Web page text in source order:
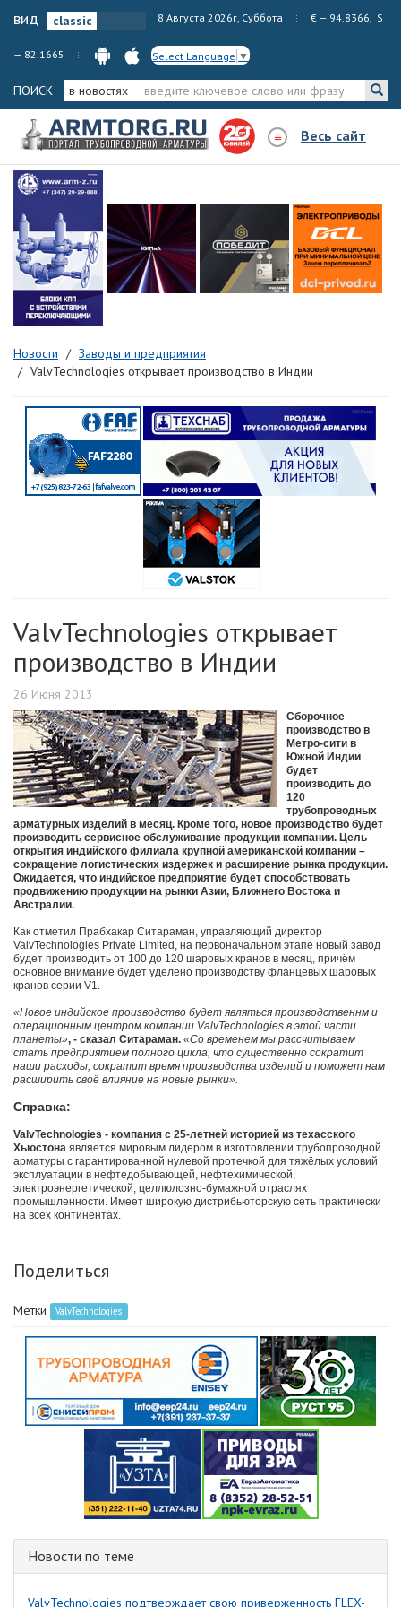
вид 8 Августа 2026г, Суббота € — 94.8366, $
— 82.1665 Select Language ▼
ПОИСК в новостях
Весь сайт
Новости
Заводы и предприятия
ValvTechnologies открывает производство в Индии
ValvTechnologies открывает
производство в Индии
26 Июня 2013
Сборочное
производство в
Метро-сити в
Южной Индии
будет
производить до
120
трубопроводных
арматурных изделий в месяц. Кроме того, новое производство будет
производить сервисное обслуживание продукции компании. Цель
открытия индийского филиала крупной американской компании –
сокращение логистических издержек и расширение рынка продукции.
Ожидается, что индийское предприятие будет способствовать
продвижению продукции на рынки Азии, Ближнего Востока и
Австралии.
Как отметил Прабхакар Ситараман, управляющий директор
ValvTechnologies Private Limited, на первоначальном этапе новый завод
будет производить от 100 до 120 шаровых кранов в месяц, причём
основное внимание будет уделено производству фланцевых шаровых
кранов серии V1.
«Новое индийское производство будет являться производственнм и
операционным центром компании ValvTechnologies в этой части
планеты», - сказал Ситараман. «Со временем мы рассчитываем
стать предприятием полного цикла, что существенно сократит
наши расходы, сократит время производства изделий и поможет нам
расширить своё влияние на новые рынки».
Справка:
ValvTechnologies - компания с 25-летней историей из техасского
Хьюстона является мировым лидером в изготовлении трубопроводной
арматуры с гарантированной нулевой протечкой для тяжёлых условий
эксплуатации в нефтедобывающей, нефтехимической,
электроэнергетической, целлюлозно-бумажной отраслях
промышленности. Имеет широкую дистрибьюторскую сеть практически
на всех континентах.
Поделиться
Метки ValvTechnologies
Новости по теме
ValvTechnologies подтверждает свою приверженность FLEX-